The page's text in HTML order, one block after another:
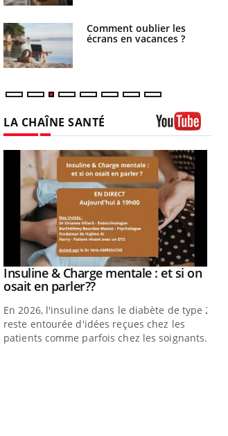
Chikungunya, dengue,
West Nile : que se passe-
LA CHAÎNE SANTÉ